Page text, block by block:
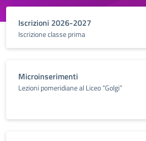
Iscrizioni 2026-2027
Iscrizione classe prima
Microinserimenti
Lezioni pomeridiane al Liceo “Golgi”